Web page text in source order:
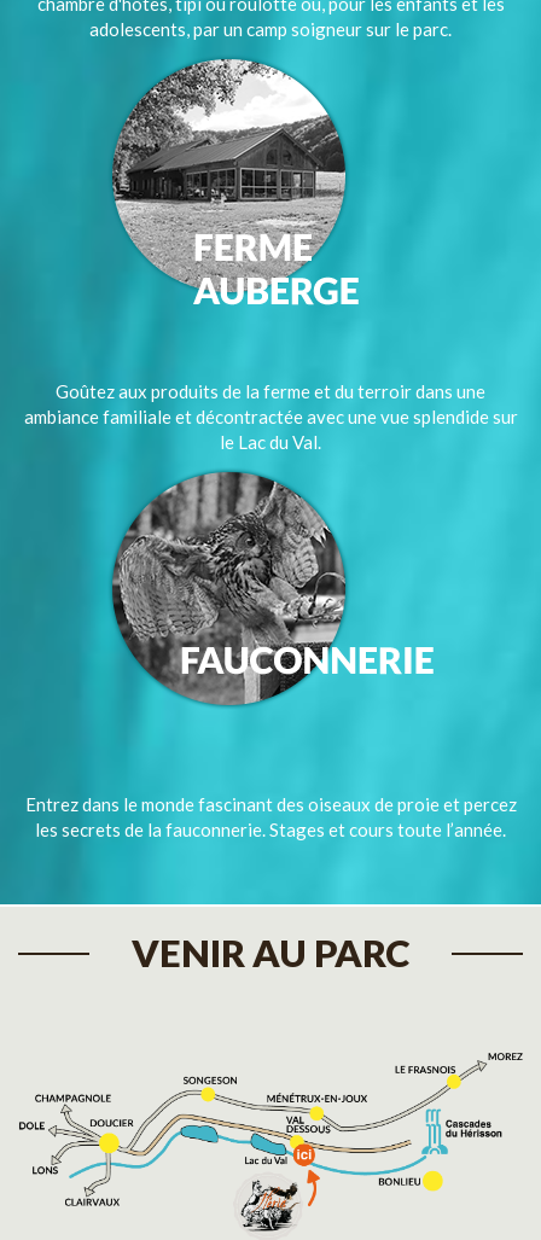
adolescents, par un camp soigneur sur le parc.
Goûtez aux produits de la ferme et du terroir dans une
ambiance familiale et décontractée avec une vue splendide sur
le Lac du Val.
Entrez dans le monde fascinant des oiseaux de proie et percez
les secrets de la fauconnerie. Stages et cours toute l’année.
VENIR AU PARC